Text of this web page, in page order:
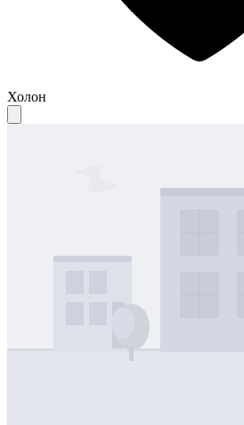
Холон